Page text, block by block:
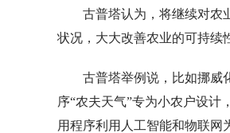
古普塔认为，将继续对农
状况，大大改善农业的可持续
古普塔举例说，比如挪威
序“农夫天气”专为小农户设
用程序利用人工智能和物联网